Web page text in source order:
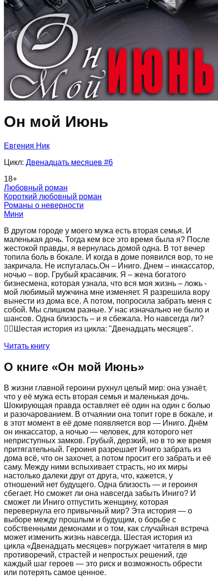
Он мой Июнь
Евгения Ник
Цикл: Двенадцать месяцев #6
18+
Любовный роман
Короткий любовный роман
Романы о неверности
Мини
В другом городе у моего мужа есть вторая семья. И
маленькая дочь. Тогда кем все это время была я? После
жестокой правды, я вернулась домой одна. В тот вечер
топила боль в бокале. И когда в доме появился вор, то не
закричала. Не испугалась.Он – Иниго. Днем – инкассатор,
ночью – вор. Грубый красавчик. Я – жена богатого
бизнесмена, которая узнала, что вся моя жизнь – ложь -
мой любимый мужчина мне изменяет. Я разрешила вору
вынести из дома все. А потом, попросила забрать меня с
собой. Мы слишком разные. У нас изначально не было и
шансов. Одна близость – и я сбежала. Но навсегда ли?
‍❤️‍🔥Шестая история из цикла: "Двенадцать месяцев".
Читать книгу
О книге «Он мой Июнь»
В жизни главной героини рухнул целый мир: она узнаёт,
что у её мужа есть вторая семья и маленькая дочь.
Шокирующая правда оставляет её один на один с болью
и разочарованием. В отчаянии она топит горе в бокале, и
в этот момент в её доме появляется вор — Иниго. Днём
он инкассатор, а ночью — человек, для которого нет
неприступных замков. Грубый, дерзкий, но в то же время
притягательный. Героиня разрешает Иниго забрать из
дома всё, что он захочет, а потом просит его забрать и её
саму. Между ними вспыхивает страсть, но их миры
настолько далеки друг от друга, что, кажется, у
отношений нет будущего. Одна близость — и героиня
сбегает. Но сможет ли она навсегда забыть Иниго? И
сможет ли Иниго отпустить женщину, которая
перевернула его привычный мир? Эта история — о
выборе между прошлым и будущим, о борьбе с
собственными демонами и о том, как случайная встреча
может изменить жизнь навсегда. Шестая история из
цикла «Двенадцать месяцев» погружает читателя в мир
противоречий, страстей и непростых решений, где
каждый шаг героев — это риск и возможность обрести
или потерять самое ценное.